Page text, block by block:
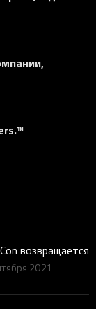
возвращается
2021